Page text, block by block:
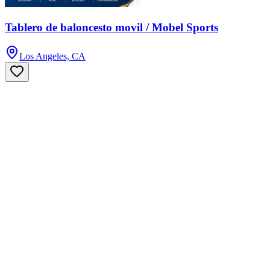
Tablero de baloncesto movil / Mobel Sports
Los Angeles, CA